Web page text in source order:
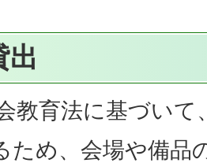
出
教育法に基づいて
ため、会場や備品